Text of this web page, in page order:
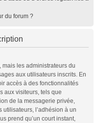
du forum ?
mais les administrateurs du
aux utilisateurs inscrits. En
accès à des fonctionnalités
aux visiteurs, tels que
de la messagerie privée,
utilisateurs, l’adhésion à un
prend qu’un court instant,